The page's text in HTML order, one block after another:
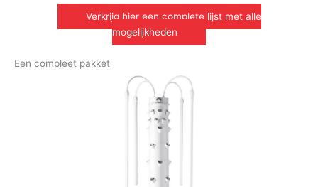
Verkrijg hier een complete lijst met alle
mogelijkheden
Een compleet pakket